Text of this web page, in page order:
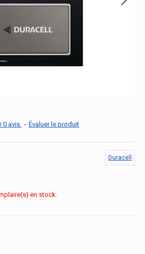
0 avis. - Évaluer le produit
Duracell
en stock.